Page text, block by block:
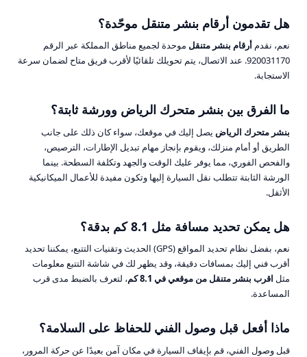
هل تقدمون أرقام بنشر متنقل موحّدة؟
نعم، نقدمأرقام بنشر متنقل موحدة لجميع مناطق المملكة عبر الرقم
920031170. عند الاتصال، يتم تحويلك تلقائيًا لأقرب فريق متاح لضمان سرعة
الاستجابة.
ما الفرق بين بنشر متحرك الرياض وورشة ثابتة؟
بنشر متحرك الرياض يصل إليك في موقعك، سواء كان ذلك على جانب
الطريق أو أمام منزلك، ويقوم بإنجاز مهام تبديل الإطارات، الترصيص،
والفحص الفوري، مما يوفر عليك الوقت والجهد وتكلفة السطحة. بينما
الورشة الثابتة تتطلب نقل السيارة إليها وتكون مفيدة للأعمال الميكانيكية
الأثقل.
هل يمكن تحديد مسافة مثل 8.1 كم بدقة؟
نعم، بفضل نظام تحديد المواقع (GPS) الحديث وتقنيات التتبع، يمكننا تحديد
أقرب فني إليك بمسافات دقيقة، وقد يظهر لك في شاشة التتبع معلومات
مثل اقرب بنشر متنقل من موقعي في 8.1 كم
، لتعرف بالضبط مدى قرب
المساعدة.
ماذا أفعل قبل وصول الفني للحفاظ على السلامة؟
قبل وصول الفني، قم بإيقاف السيارة في مكان آمن بعيدًا عن حركة المرور،